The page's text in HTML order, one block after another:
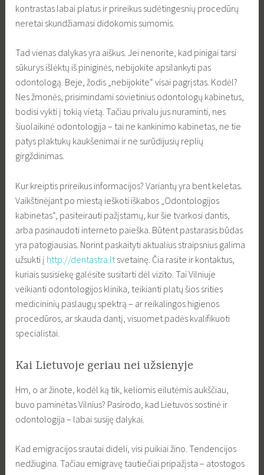
kontrastas labai platus ir prireikus sudėtingesnių procedūrų
neretai skundžiamasi didokomis sumomis.
Tad vienas dalykas yra aiškus. Jei nenorite, kad pinigai tarsi
sūkurys išlėktų iš piniginės, nebijokite apsilankyti pas
odontologą. Beje, žodis „nebijokite“ visai pagrįstas. Kodėl?
Nes žmonės, prisimindami sovietinius odontologų kabinetus,
bodisi vykti į tokią vietą. Tačiau privalu jus nuraminti, nes
šiuolaikinė odontologija – tai ne kankinimo kabinetas, ne tie
patys plaktukų kaukšenimai ir ne surūdijusių replių
girgždinimas.
Kur kreiptis prireikus informacijos? Variantų yra bent keletas.
Vaikštinėjant po miestą ieškoti iškabos „Odontologijos
kabinetas“, pasiteirauti pažįstamų, kur šie tvarkosi dantis,
arba pasinaudoti interneto paieška. Būtent pastarasis būdas
yra patogiausias. Norint paskaityti aktualius straipsnius galima
užsukti į http://dentastra.lt svetainę. Čia rasite ir kontaktus,
kuriais susisiekę galėsite susitarti dėl vizito. Tai Vilniuje
veikianti odontologijos klinika, teikianti platų šios srities
medicininių paslaugų spektrą – ar reikalingos higienos
procedūros, ar skauda dantį, visuomet padės kvalifikuoti
specialistai.
Kai Lietuvoje geriau nei užsienyje
Hm, o ar žinote, kodėl ką tik, keliomis eilutėmis aukščiau,
buvo paminėtas Vilnius? Pasirodo, kad Lietuvos sostinė ir
odontologija – labai susiję dalykai.
Kad emigracijos srautai dideli, visi puikiai žino. Tendencijos
nedžiugina. Tačiau emigravę tautiečiai pripažįsta – atostogos